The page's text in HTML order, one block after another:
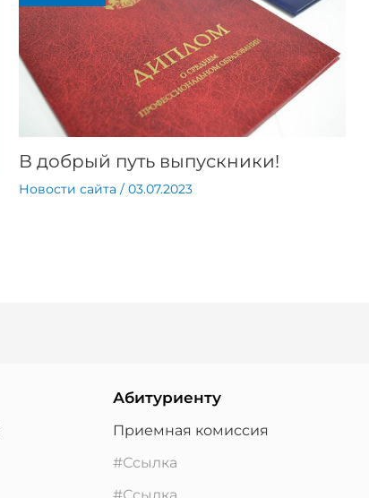
В добрый путь выпускники!
Новости сайта / 03.07.2023
Абитуриенту
Приемная комиссия
#Ссылка